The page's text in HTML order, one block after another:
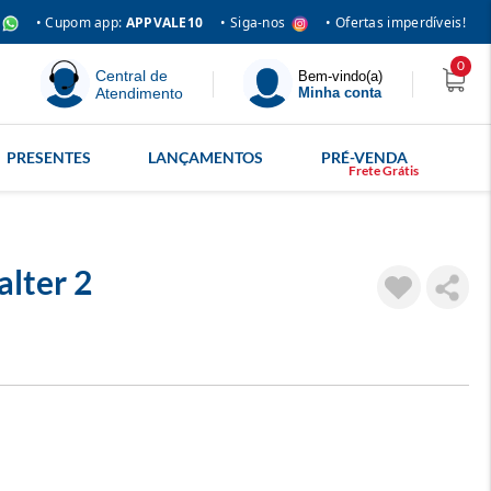
• Cupom app: APPVALE10 • Siga-nos • Ofertas imperdíveis!
Central de
Atendimento
Bem-vindo(a)
Minha conta
0
PRESENTES LANÇAMENTOS PRÉ-VENDA
2